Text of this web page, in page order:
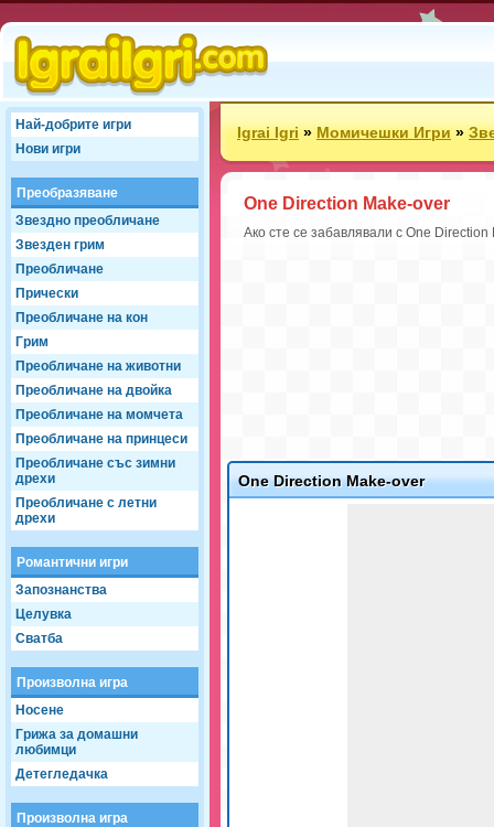
Най-добрите игри
Нови игри
Преобразяване
Звездно преобличане
Звезден грим
Преобличане
Прически
Преобличане на кон
Грим
Преобличане на животни
Преобличане на двойка
Преобличане на момчета
Преобличане на принцеси
Преобличане със зимни
дрехи
Преобличане с летни
дрехи
Романтични игри
Запознанства
Целувка
Сватба
Произволна игра
Носене
Грижа за домашни
любимци
Детегледачка
Произволна игра
Igrai Igri»Момичешки Игри»
One Direction Make-over
Ако сте се забавлявали с One
One Direction Make-over